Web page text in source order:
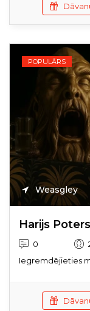
POPULĀRS
Weasgley
Harijs
0
Iegremdējieties